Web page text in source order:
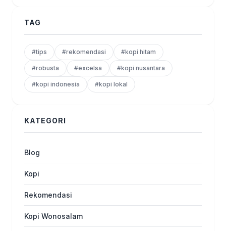
TAG
#tips #rekomendasi #kopi hitam
#robusta #excelsa #kopi nusantara
#kopi indonesia #kopi lokal
KATEGORI
Blog
Kopi
Rekomendasi
Kopi Wonosalam